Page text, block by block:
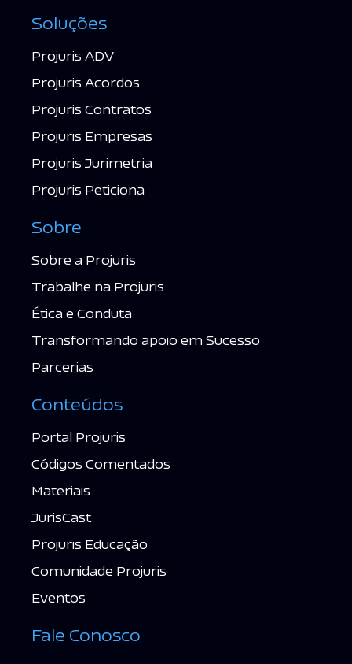
Soluções
Projuris ADV
Projuris Acordos
Projuris Contratos
Projuris Empresas
Projuris Jurimetria
Projuris Peticiona
Sobre
Sobre a Projuris
Trabalhe na Projuris
Ética e Conduta
Transformando apoio em Sucesso
Parcerias
Conteúdos
Portal Projuris
Códigos Comentados
Materiais
JurisCast
Projuris Educação
Comunidade Projuris
Eventos
Fale Conosco